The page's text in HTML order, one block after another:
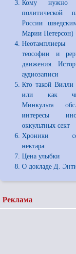
Кому нужно
политической
России
Марии Петерсон)
теософии и
движения.
аудиозаписи
Кто такой Вилли
или как
Минкульта
интересы
оккультных сект
Хроники
нектара
Цена улыбки
О докладе Д.
Реклама